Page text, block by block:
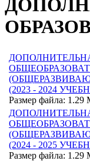
(2023 - 2024
Размер файла: 1.29
(2024 - 2025
Размер файла: 1.29